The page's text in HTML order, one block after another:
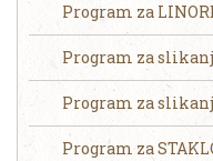
Program za
Program za
Program za
Program za